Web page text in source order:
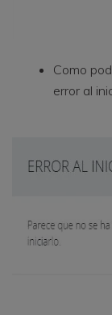
Como
error al